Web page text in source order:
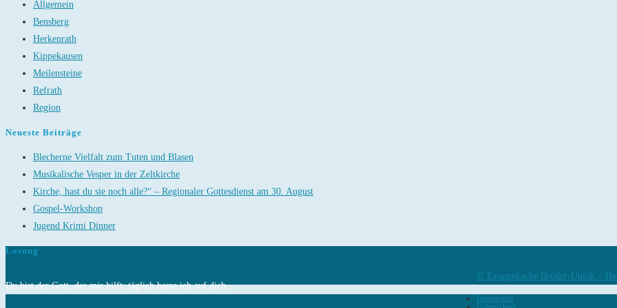
Allgemein
Bensberg
Herkenrath
Kippekausen
Meilensteine
Refrath
Region
Neueste Beiträge
Blecherne Vielfalt zum Tuten und Blasen
Musikalische Vesper in der Zeltkirche
Kirche, hast du sie noch alle?“ – Regionaler Gottesdienst am 30. August
Gospel-Workshop
Jugend Krimi Dinner
Losung
Du bist der Gott, der mir hilft; täglich harre ich auf dich.
© Evangelische Brüder-Unität –
Impressum